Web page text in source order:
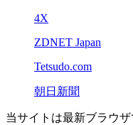
4X
ZDNET Japan
Tetsudo.com
朝日新聞
当サイトは最新ブラウザ